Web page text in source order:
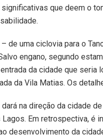
que deem o
de uma ciclovia para o
engano, segundo
da cidade que
da Vila Matias. Os
na direção da cidade
Em retrospectiva, é
desenvolvimento da